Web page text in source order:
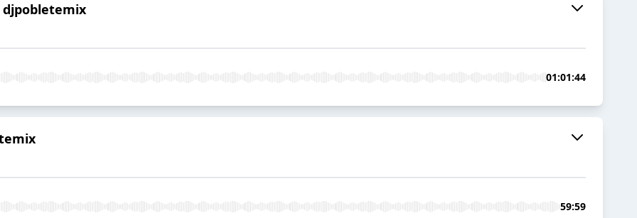
djpobletemix
01:01:44
59:59